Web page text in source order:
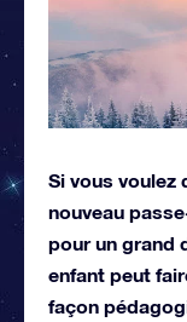
Si vous voulez
nouveau
pour un grand
enfant peut
façon